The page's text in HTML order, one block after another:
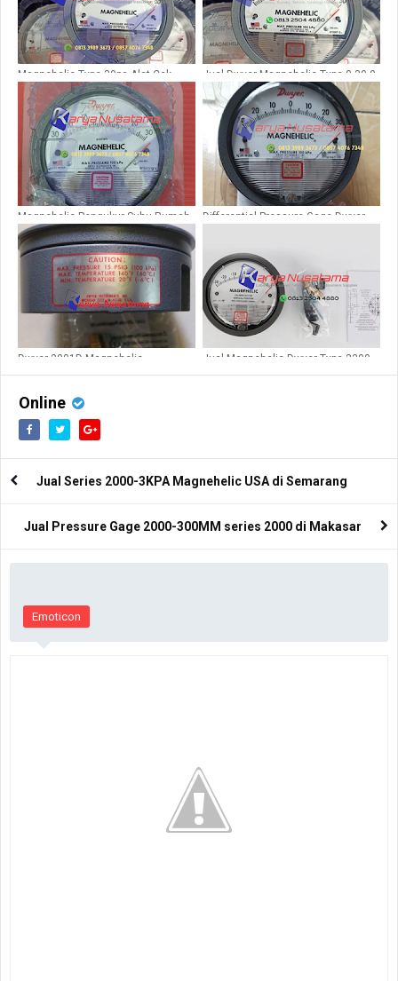
Magnehelic Type 30pa Alat Cek
Suhu Ruang
Jual Dwyer Magnehelic Type 0-30-0
pa Original
Magnehelic Pengukur Suhu Rumah
Sakit Type 30pa
Differential Pressure Gage Dwyer
Dwyer 2001D Magnehelic
Jual Magnehelic Dwyer Type 2300-
Online
Jual Series 2000-3KPA Magnehelic USA di Semarang
Jual Pressure Gage 2000-300MM series 2000 di Makasar
Emoticon